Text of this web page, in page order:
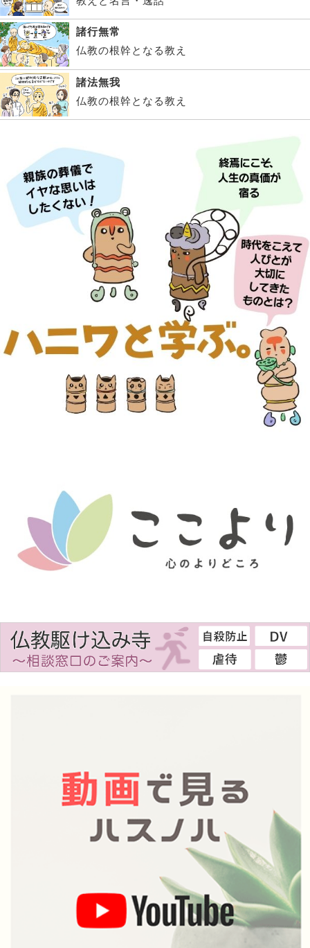
諸行無常
仏教の根幹となる教え
諸法無我
仏教の根幹となる教え